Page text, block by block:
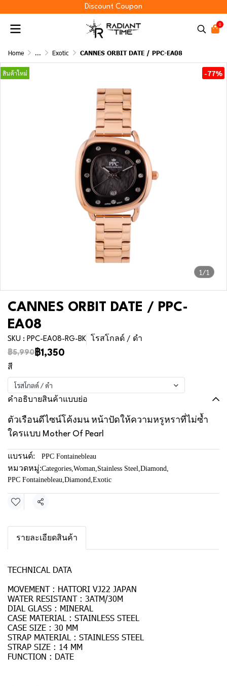
Discount Coupon
0
Home ... Exotic CANNES ORBIT DATE / PPC-EA08
1/1
สินค้าใหม่ -77%
CANNES ORBIT DATE / PPC-
EA08
SKU : PPC-EA08-RG-BK
โรสโกลด์ / ดำ
฿5,990 ฿1,350
สี
โรสโกลด์ / ดำ
คำอธิบายสินค้าแบบย่อ
ตัวเรือนดีไซน์โค้งมน หน้าปัดให้ความหรูหราที่ไม่ซ้ำ
ใครแบบ Mother Of Pearl
แบรนด์: PPC Fontainebleau
หมวดหมู่:Categories,Woman,Stainless Steel,Diamond,
PPC Fontainebleau,Diamond,Exotic
แชร์
รายละเอียดสินค้า
TECHNICAL DATA
MOVEMENT : HATTORI VJ22 JAPAN
WATER RESISTANT : 3ATM/30M
DIAL GLASS : MINERAL
CASE MATERIAL : STAINLESS STEEL
CASE SIZE : 30 MM
STRAP MATERIAL : STAINLESS STEEL
STRAP SIZE : 14 MM
FUNCTION : DATE